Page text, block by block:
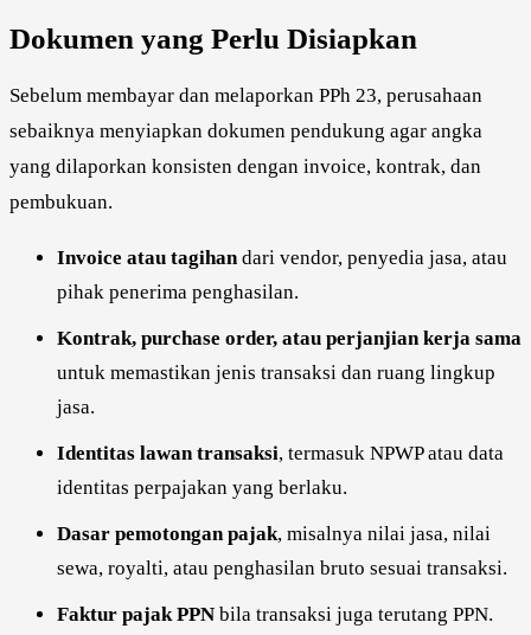
Dokumen yang Perlu Disiapkan
Sebelum membayar dan melaporkan PPh 23, perusahaan
sebaiknya menyiapkan dokumen pendukung agar angka
yang dilaporkan konsisten dengan invoice, kontrak, dan
pembukuan.
Invoice atau tagihan dari vendor, penyedia jasa, atau
pihak penerima penghasilan.
Kontrak, purchase order, atau perjanjian kerja sama
untuk memastikan jenis transaksi dan ruang lingkup
jasa.
Identitas lawan transaksi, termasuk NPWP atau data
identitas perpajakan yang berlaku.
Dasar pemotongan pajak, misalnya nilai jasa, nilai
sewa, royalti, atau penghasilan bruto sesuai transaksi.
Faktur pajak PPN bila transaksi juga terutang PPN.